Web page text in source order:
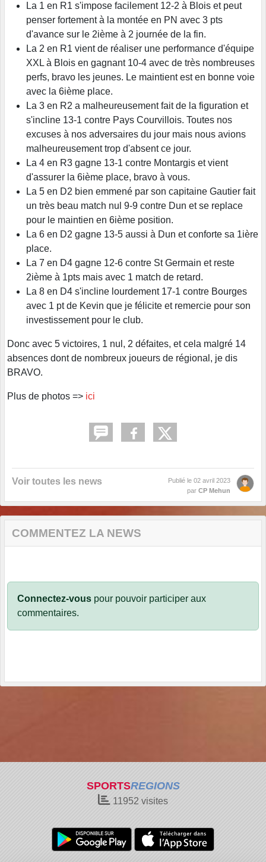
La 1 en R1 s'impose facilement 12-2 à Blois et peut
penser fortement à la montée en PN avec 3 pts
d'avance sur le 2ième à 2 journée de la fin.
La 2 en R1 vient de réaliser une performance d'équipe
XXL à Blois en gagnant 10-4 avec de très nombreuses
perfs, bravo les jeunes. Le maintient est en bonne voie
avec la 6ième place.
La 3 en R2 a malheureusement fait de la figuration et
s'incline 13-1 contre Pays Courvillois. Toutes nos
excuses à nos adversaires du jour mais nous avions
malheureusement trop d'absent ce jour.
La 4 en R3 gagne 13-1 contre Montargis et vient
d'assurer la 6ième place, bravo à vous.
La 5 en D2 bien emmené par son capitaine Gautier fait
un très beau match nul 9-9 contre Dun et se replace
pour le maintien en 6ième position.
La 6 en D2 gagne 13-5 aussi à Dun et conforte sa 1ière
place.
La 7 en D4 gagne 12-6 contre St Germain et reste
2ième à 1pts mais avec 1 match de retard.
La 8 en D4 s'incline lourdement 17-1 contre Bourges
avec 1 pt de Kevin que je félicite et remercie pour son
investissement pour le club.
Donc avec 5 victoires, 1 nul, 2 défaites, et cela malgré 14
absences dont de nombreux joueurs de régional, je dis
BRAVO.
Plus de photos => ici
Voir toutes les news Publié le 02 avril 2023
par CP Mehun
COMMENTEZ LA NEWS
Connectez-vous pour pouvoir participer aux
commentaires.
SPORTSREGIONS
11952 visites